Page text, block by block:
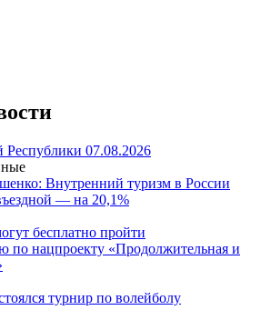
Республики 07.08.2026
Внутренний туризм в России
— на 20,1%
бесплатно пройти
по нацпроекту «Продолжительная и
турнир по волейболу